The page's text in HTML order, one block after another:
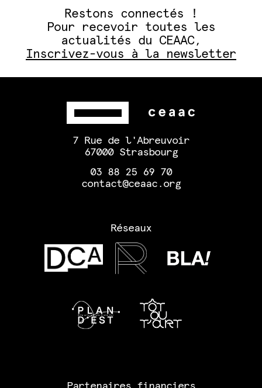
Restons connectés !
Pour recevoir toutes les
actualités du CEAAC,
Inscrivez-vous à la newsletter
7 Rue de l'Abreuvoir
67000 Strasbourg
03 88 25 69 70
contact@ceaac.org
Réseaux